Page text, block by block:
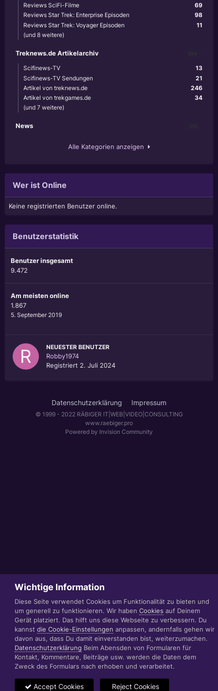
69
Reviews SciFi-Filme
98
Reviews Star Trek: Enterprise Episoden
11
Reviews Star Trek: Voyager Episoden
(und 8 weitere)
Treknews.de Artikelarchiv
13
Scifinews-TV
21
Scifinews-TV Sendungen
246
Artikel von treknews.de
34
Artikel von trekgames.de
(und 7 weitere)
News
Alle Kategorien anzeigen
Wer ist Online
Keine registrierten Benutzer online.
Benutzerstatistik
Benutzer insgesamt
9.472
Am meisten online
1.867
5. September 2019
NEUESTER BENUTZER
Robby1974
Registriert 2. Juli 2024
Datenschutzerklärung Impressum
© 1999 - 2022 RÄBIGER IT|WEB|VIDEO|CONSULTING
www.raebiger.pro
Powered by Invision Community
Wichtige Information
Diese Seite verwendet Cookies um Funktionalität zu bieten und
um generell zu funktionieren. Wir haben Cookies auf Deinem
Gerät platziert. Das hilft uns diese Webseite zu verbessern. Du
kannst die Cookie-Einstellungen anpassen, andernfalls gehen wir
davon aus, dass Du damit einverstanden bist, weiterzumachen.
Datenschutzerklärung Beim Abensden von Formularen für
Kontakt, Kommentare, Beiträge usw. werden die Daten dem
Zweck des Formulars nach erhoben und verarbeitet.
Accept Cookies Reject Cookies